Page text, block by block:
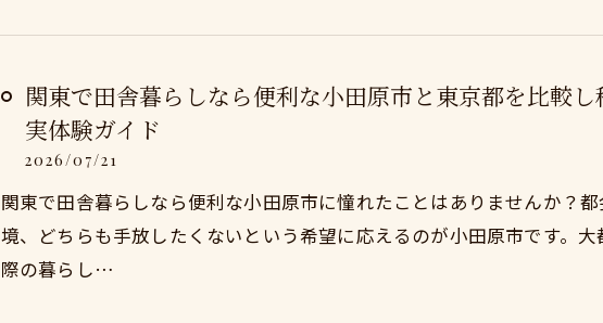
関東で田舎暮らしなら便利な小田原市と東京都を比較
実体験ガイド
2026/07/21
関東で田舎暮らしなら便利な小田原市に憧れたことはありませんか？
境、どちらも手放したくないという希望に応えるのが小田原市です。
際の暮らし…